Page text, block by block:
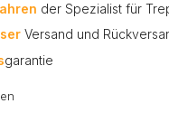
der Spezialist für
Versand und
garantie